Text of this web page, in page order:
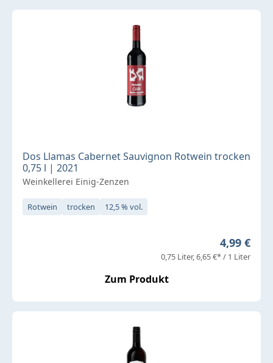
Dos Llamas Cabernet Sauvignon Rotwein trocken
0,75 l | 2021
Weinkellerei Einig-Zenzen
Rotwein trocken 12,5 % vol.
Regulärer
4,99 €
0,75 Liter 6,65 €* / 1 Liter
Zum Produkt